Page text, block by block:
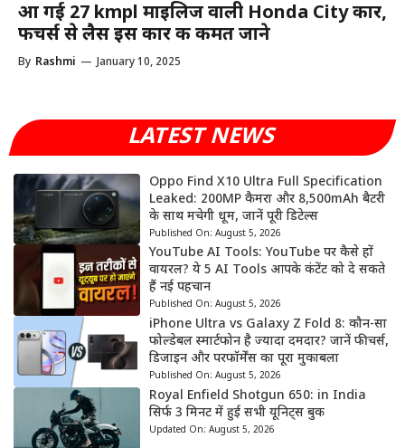
आ गई 27 kmpl माइलिज वाली Honda City कार,
फीचर्स से लैस इस कार की कीमत जाने
By Rashmi — January 10, 2025
LATEST NEWS
Oppo Find X10 Ultra Full Specification
Leaked: 200MP कैमरा और 8,500mAh बैटरी
के साथ मचेगी धूम, जानें पूरी डिटेल्स
Published On: August 5, 2026
YouTube AI Tools: YouTube पर कैसे हों
वायरल? ये 5 AI Tools आपके कंटेंट को दे सकते
हैं नई पहचान
Published On: August 5, 2026
iPhone Ultra vs Galaxy Z Fold 8: कौन-सा
फोल्डेबल स्मार्टफोन है ज्यादा दमदार? जानें फीचर्स,
डिजाइन और परफॉर्मेंस का पूरा मुकाबला
Published On: August 5, 2026
Royal Enfield Shotgun 650: in India
सिर्फ 3 मिनट में हुई सभी यूनिट्स बुक
Updated On: August 5, 2026